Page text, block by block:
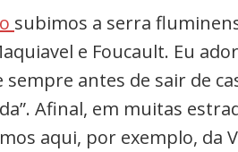
subimos a serra
e Foucault. Eu
antes de sair de
Afinal, em muitas
aqui, por exemplo, da